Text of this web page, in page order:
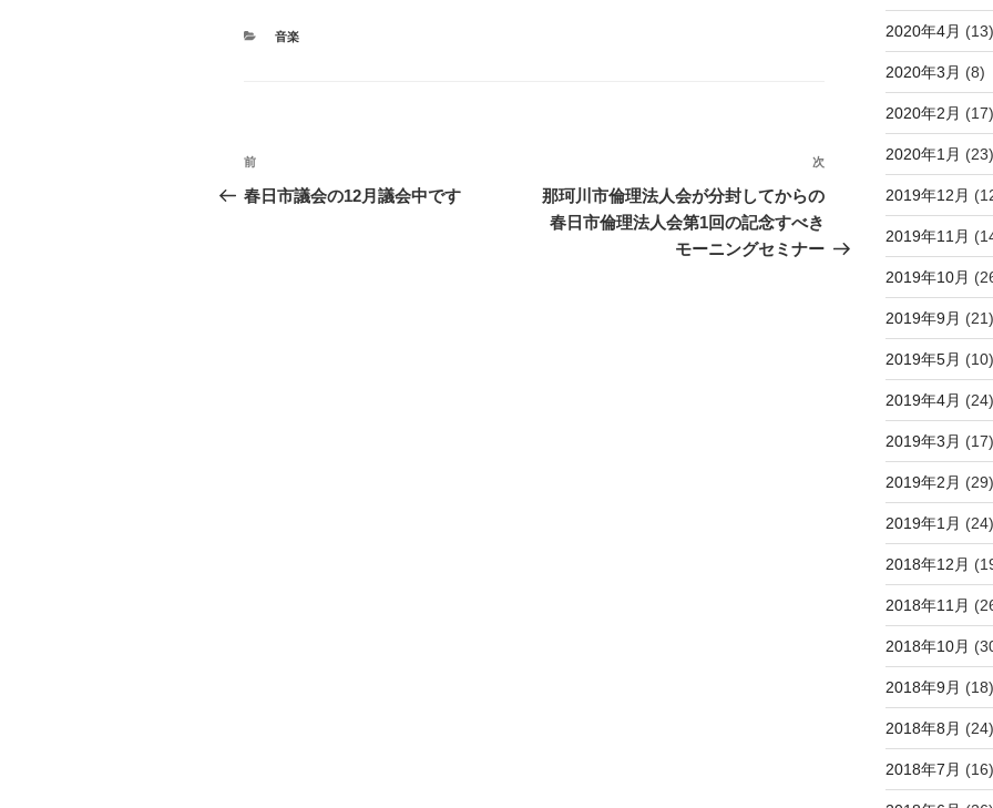
e
b
カ
音楽
投
稿
過
去
前
春日市議会の12月議会中です
次
の
稿
次
那珂川市倫理法人会が分封してからの
春日市倫理法人会第1回の記念すべき
モーニングセミナー
2020年4月 (13)
2020年3月 (8)
2020年2月 (17)
2020年1月 (23)
2019年12月
2019年11月
2019年10月
2019年9月 (21)
2019年5月 (10)
2019年4月 (24)
2019年3月 (17)
2019年2月 (29)
2019年1月 (24)
2018年12月
2018年11月
2018年10月
2018年9月 (18)
2018年8月 (24)
2018年7月 (16)